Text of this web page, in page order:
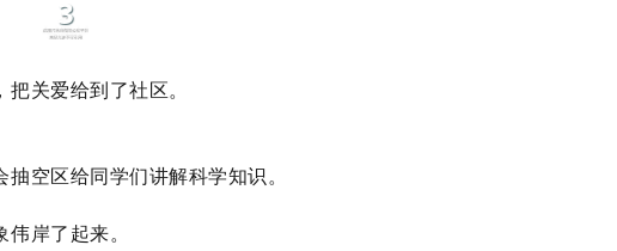
3
关爱给到了社区。
空区给同学们讲解科学知识。
岸了起来。